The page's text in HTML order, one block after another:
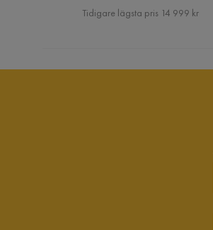
Pris
Tidigare lägsta pris 14 999 kr